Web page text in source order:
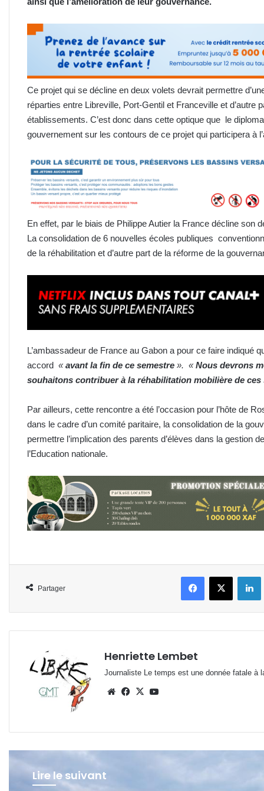
Ce projet qui se décline en deux volets devrait permettre
réparties entre Libreville, Port-Gentil et Franceville et d’autre
établissements. C’est donc dans cette optique que le
gouvernement sur les contours de ce projet qui participera à
En effet, par le biais de Philippe Autier la France décline son
La consolidation de 6 nouvelles écoles publiques
de la réhabilitation et d’autre part de la réforme de la
L’ambassadeur de France au Gabon a pour ce faire indiqué
accord «avant la fin de ce semestre ». «Nous devrons
souhaitons contribuer à la réhabilitation mobilière de ces
Par ailleurs, cette rencontre a été l’occasion pour l’hôte de
dans le cadre d’un comité paritaire, la consolidation de la
permettre l’implication des parents d’élèves dans la gestion
l’Education nationale.
Partager
FacebookX
Henriette Lembet
Journaliste Le temps est une donnée fatale à
WebsiteFacebook
X
Lire le suivant